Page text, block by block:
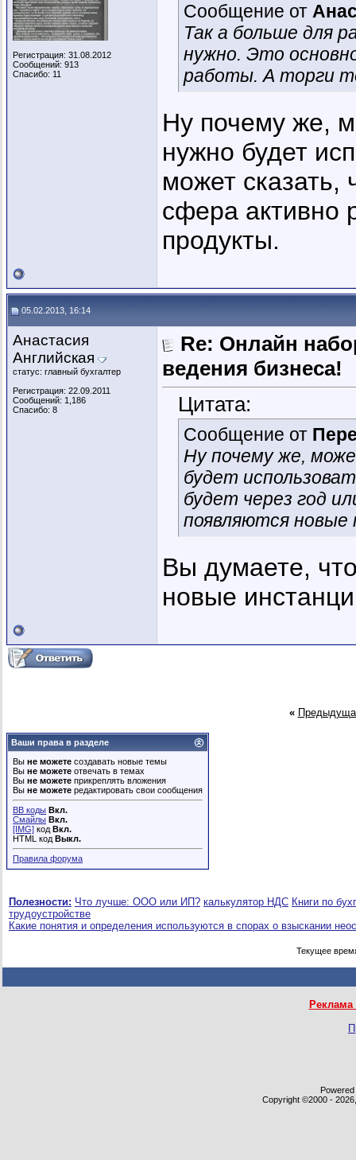
Регистрация: 31.08.2012
Сообщений: 913
Спасибо: 11
Сообщение от
Так а больше для
нужно. Это
работы. А торги
Ну почему же,
нужно будет
может сказать,
сфера активно
продукты.
05.02.2013, 16:14
Анастасия
Английская
статус: главный бухгалтер
Регистрация: 22.09.2011
Сообщений: 1,186
Спасибо: 8
Re: Онлайн
ведения бизнеса!
Цитата:
Сообщение от
Ну почему же,
будет
будет через год
появляются новые
Вы думаете,
новые
«
Ваши права в разделе
Вы не можете создавать новые темы
Вы не можете отвечать в темах
Вы не можете прикреплять вложения
Вы не можете редактировать свои сообщения
BB коды Вкл.
Смайлы Вкл.
[IMG] код Вкл.
HTML код Выкл.
Правила форума
Полезности: Что лучше: ООО или ИП? калькулятор НДС Книги по
трудоустройстве
Какие понятия и определения используются в спорах о взыскании
Текущее
Copyright ©2000 -